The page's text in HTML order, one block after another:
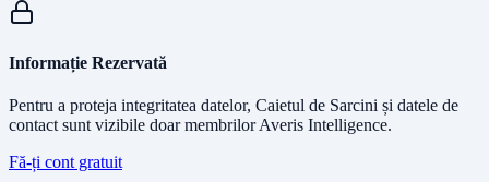
Informație Rezervată
Pentru a proteja integritatea datelor, Caietul de Sarcini și datele de
contact sunt vizibile doar membrilor Averis Intelligence.
Fă-ți cont gratuit